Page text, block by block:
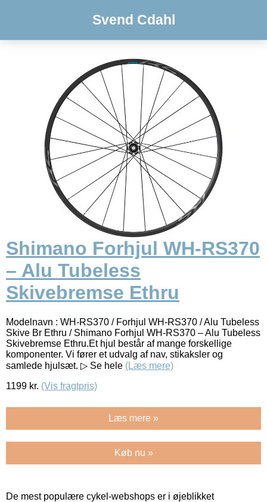
Svend Cdahl
Shimano Forhjul WH-RS370
– Alu Tubeless
Skivebremse Ethru
Modelnavn : WH-RS370 / Forhjul WH-RS370 / Alu Tubeless
Skive Br Ethru / Shimano Forhjul WH-RS370 – Alu Tubeless
Skivebremse Ethru.Et hjul består af mange forskellige
komponenter. Vi fører et udvalg af nav, stikaksler og
samlede hjulsæt. ▷ Se hele (Læs mere)
1199 kr. (Vis fragtpris)
Læs mere »
Køb nu »
De mest populære cykel-webshops er i øjeblikket